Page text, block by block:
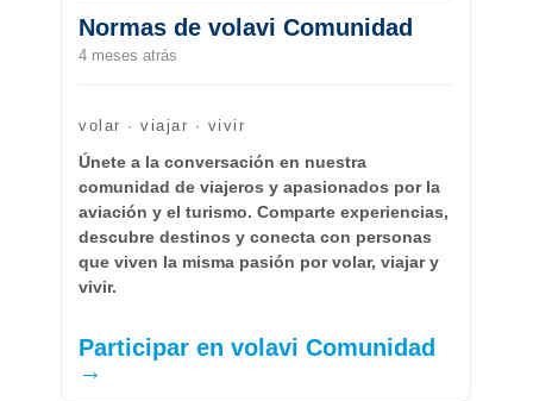
Normas de volavi Comunidad
4 meses atrás
volar · viajar · vivir
Únete a la conversación en nuestra
comunidad de viajeros y apasionados por la
aviación y el turismo. Comparte experiencias,
descubre destinos y conecta con personas
que viven la misma pasión por volar, viajar y
vivir.
Participar en volavi Comunidad
→